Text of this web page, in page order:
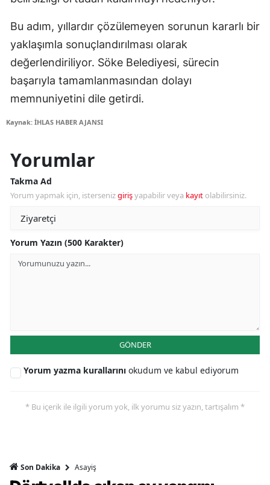
Bu adım, yıllardır çözülemeyen sorunun kararlı bir
yaklaşımla sonuçlandırılması olarak
değerlendiriliyor. Söke Belediyesi, sürecin
başarıyla tamamlanmasından dolayı
memnuniyetini dile getirdi.
Kaynak: İHLAS HABER AJANSI
Yorumlar
Takma Ad
Yorum yapmak için, istersenizgirişyapabilir veya kayıt olabilirsiniz.
Yorum Yazın (500 Karakter)
GÖNDER
Yorum yazma kurallarını okudum ve kabul ediyorum
* Bu içerik ile ilgili yorum yok, ilk yorumu siz yazın, tartışalım *
Son Dakika Asayiş